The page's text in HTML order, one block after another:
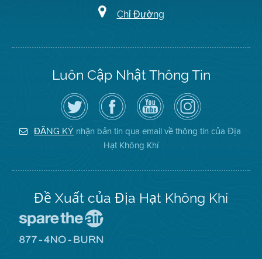
Chỉ Đường
Luôn Cập Nhật Thông Tin
Hãy
theo
dõi
Địa
Hạt
Không
Truy
cập
Trang
Facebook
của
Địa
Hạt
Kênh
YouTube
của
Địa
Hạt
Không
Khí
Air
District
on
Instagram
ĐĂNG KÝ nhận bản tin qua email về thông tin của Địa
Hạt Không Khí
Đề Xuất của Địa Hạt Không Khí